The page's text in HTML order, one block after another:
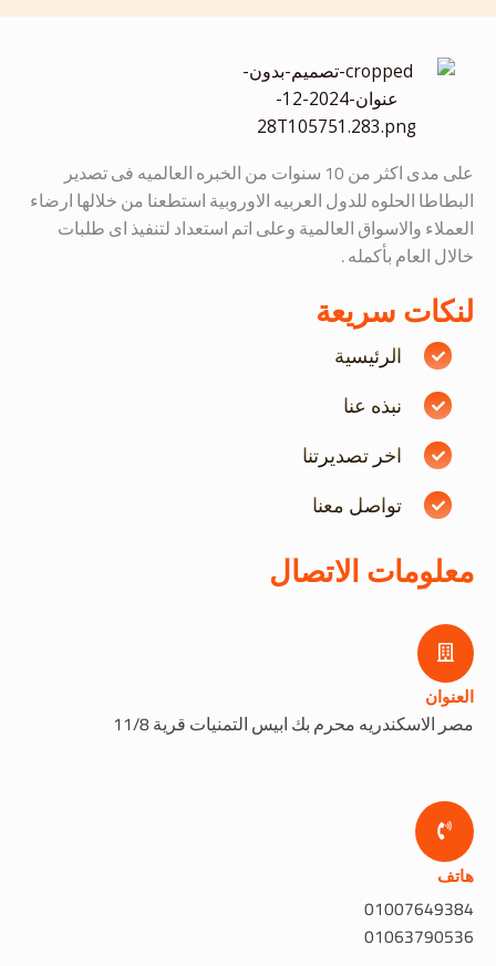
على مدى اكثر من 10 سنوات من الخبره العالميه فى تصدير
البطاطا الحلوه للدول العربيه الاوروبية استطعنا من خلالها ارضاء
العملاء والاسواق العالمية وعلى اتم استعداد لتنفيذ اى طلبات
خالال العام بأكمله .
لنكات سريعة
الرئيسية
نبذه عنا
اخر تصديرتنا
تواصل معنا
معلومات الاتصال
العنوان
مصر الاسكندريه محرم بك ابيس التمنيات قرية 11/8
هاتف
01007649384
01063790536